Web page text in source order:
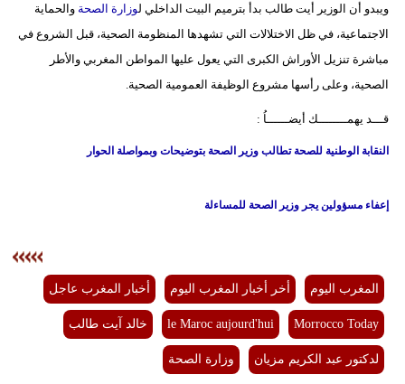
أبراج
ويبدو أن الوزير أيت طالب بدأ بترميم البيت الداخلي لوزارة الصحة والحماية
الاجتماعية، في ظل الاختلالات التي تشهدها المنظومة الصحية، قبل الشروع في
مباشرة تنزيل الأوراش الكبرى التي يعول عليها المواطن المغربي والأطر
الصحية، وعلى رأسها مشروع الوظيفة العمومية الصحية.
قـــد يهمــــــــك أيضــــــاُ :
النقابة الوطنية للصحة تطالب وزير الصحة بتوضيحات وبمواصلة الحوار
إعفاء مسؤولين يجر وزير الصحة للمساءلة
المغرب اليوم أخر أخبار المغرب اليوم أخبار المغرب عاجل
Morrocco Today
le Maroc aujourd'hui خالد آيت طالب
لدكتور عبد الكريم مزيان وزارة الصحة